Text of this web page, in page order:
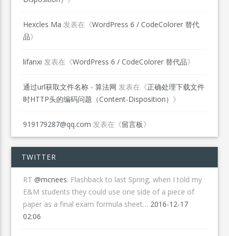
Hexcles Ma 发表在《WordPress 6 / CodeColorer 替代
品》
lifanxi 发表在《WordPress 6 / CodeColorer 替代品》
通过url获取文件名称 - 算法网 发表在《正确处理下载文件
时HTTP头的编码问题（Content-Disposition） 》
919179287@qq.com 发表在《留言板》
TWITTER
RT@mcnees: Flashback to last Spring, when I told my
E&M students they could use one side of a piece of
paper as a final exam formula sheet… 2016-12-17
02:06